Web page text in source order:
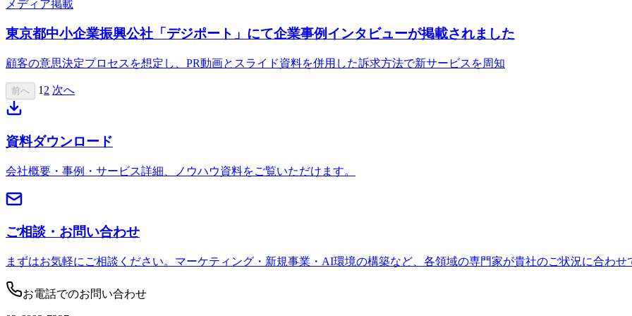
メディア掲載
東京都中小企業振興公社「デジポート」にて企業事例インタビューが掲載されました
顧客の意思決定プロセスを想定し、PR動画とスライド資料を併用した訴求方法で新サービスを周知
前へ 1 2 次へ
資料ダウンロード
会社概要・事例・サービス詳細、ノウハウ資料をご覧いただけます。
ご相談・お問い合わせ
まずはお気軽にご相談ください。マーケティング・新規事業・AI環境の構築など、各領域の専門家が貴社のご状況に合わせ
お電話でのお問い合わせ